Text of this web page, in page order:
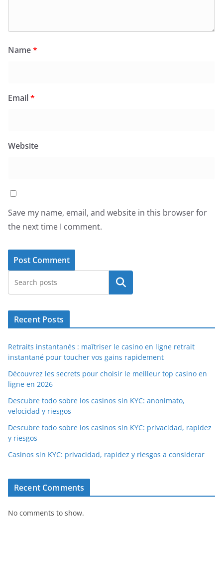
Name*
Email*
Website
Save my name, email, and website in this browser for
the next time I comment.
Search
Recent Posts
Retraits instantanés : maîtriser le casino en ligne retrait
instantané pour toucher vos gains rapidement
Découvrez les secrets pour choisir le meilleur top casino en
ligne en 2026
Descubre todo sobre los casinos sin KYC: anonimato,
velocidad y riesgos
Descubre todo sobre los casinos sin KYC: privacidad, rapidez
y riesgos
Casinos sin KYC: privacidad, rapidez y riesgos a considerar
Recent Comments
No comments to show.